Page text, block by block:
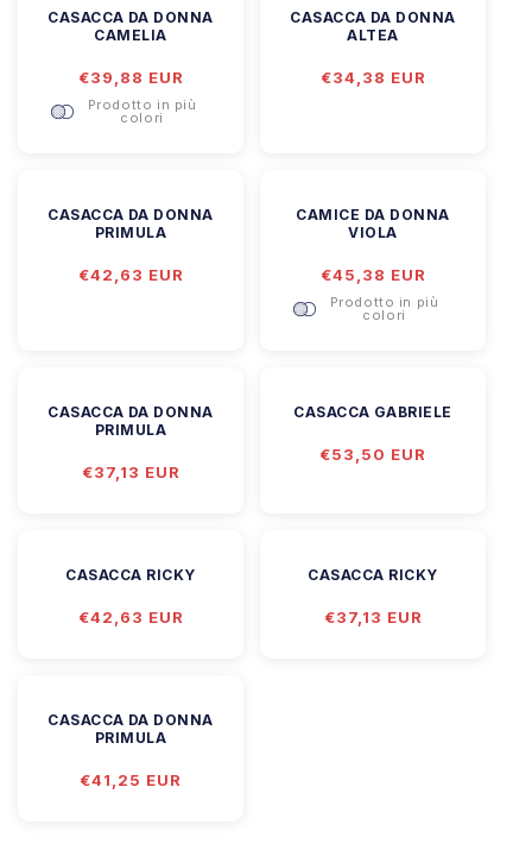
CASACCA DA DONNA
CAMELIA
Prezzo
listino
€39,88 EUR
Prodotto in più
colori
CASACCA DA DONNA
ALTEA
Prezzo
€34,38 EUR
CASACCA DA DONNA
PRIMULA
Prezzo
€42,63 EUR
CAMICE DA DONNA
VIOLA
Prezzo
listino
€45,38 EUR
Prodotto in più
colori
CASACCA DA DONNA
PRIMULA
Prezzo
€37,13 EUR
CASACCA GABRIELE
Prezzo
€53,50 EUR
CASACCA RICKY
Prezzo
€42,63 EUR
CASACCA RICKY
Prezzo
€37,13 EUR
CASACCA DA DONNA
PRIMULA
Prezzo
€41,25 EUR